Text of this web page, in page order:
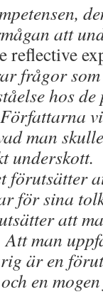
att
reflective
frågor
hos de
man
underskott.
förutsätter
för sina
att
man
är en
en